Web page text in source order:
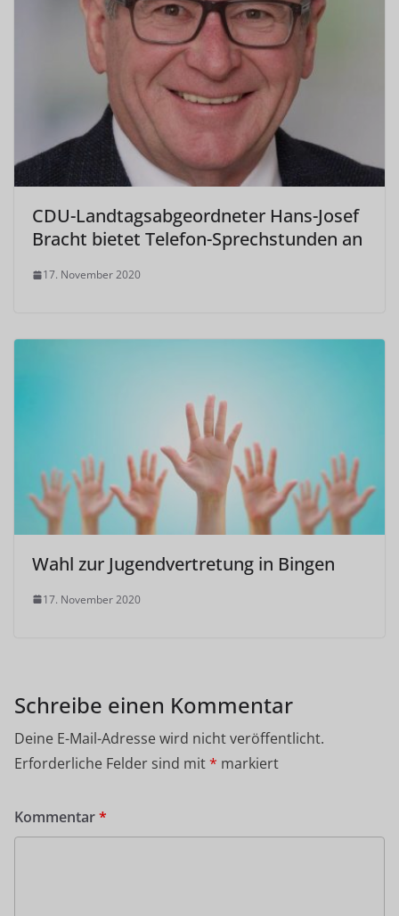
CDU-Landtagsabgeordneter Hans-Josef
Bracht bietet Telefon-Sprechstunden an
17. November 2020
Wahl zur Jugendvertretung in Bingen
17. November 2020
Schreibe einen Kommentar
Deine E-Mail-Adresse wird nicht veröffentlicht.
Erforderliche Felder sind mit* markiert
Kommentar*